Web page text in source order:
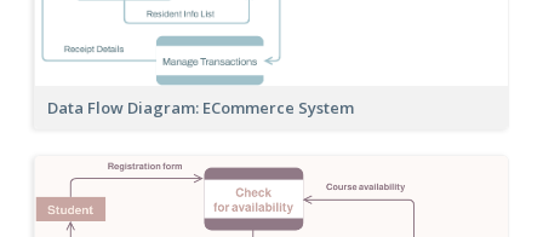
Data Flow Diagram: ECommerce System